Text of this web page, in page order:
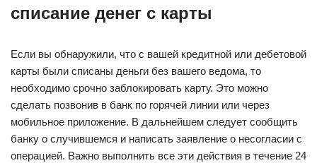
списание денег с карты
Если вы обнаружили, что с вашей кредитной или дебетовой
карты были списаны деньги без вашего ведома, то
необходимо срочно заблокировать карту. Это можно
сделать позвонив в банк по горячей линии или через
мобильное приложение. В дальнейшем следует сообщить
банку о случившемся и написать заявление о несогласии с
операцией. Важно выполнить все эти действия в течение 24